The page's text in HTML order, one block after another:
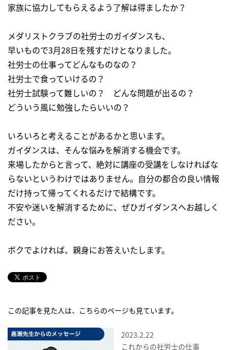
家族に協力してもらえるよう了解は得ましたか？
メダリストクラブの社労士のガイダンスも、
早いもので3月28日を残すだけとなりました。
社労士の仕事ってどんなものなの？
社労士で食っていけるの？
社労士試験って難しいの？ どんな問題が出るの？
どういう風に勉強したらいいの？
いろいろと考えることがあるかと思います。
ガイダンスは、そんな悩みを解消する機会です。
来場したからと言って、絶対に講座の受講をしなければな
らないというわけではありません。自分の都合の良い情報
だけ持って帰ってくれるだけで結構です。
不安や迷いを解消するために、ぜひガイダンスへお越しく
ださい。
ボクでよければ、親身にお答えいたします。
この記事を見た人は、こちらのページも見ています。
2023.2.22
これからの社労士の仕事